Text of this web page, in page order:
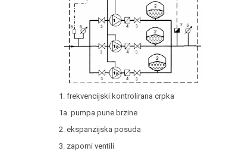
1. frekvencijski kontrolirana crpka
1a. pumpa pune brzine
2. ekspanzijska posuda
3. zaporni ventili